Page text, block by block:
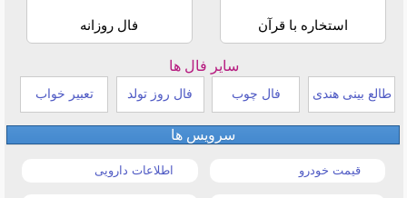
استخاره با قرآن فال روزانه
سایر فال ها
طالع بینی هندی فال چوب فال روز تولد تعبیر خواب
سرویس ها
قیمت خودرو اطلاعات دارویی